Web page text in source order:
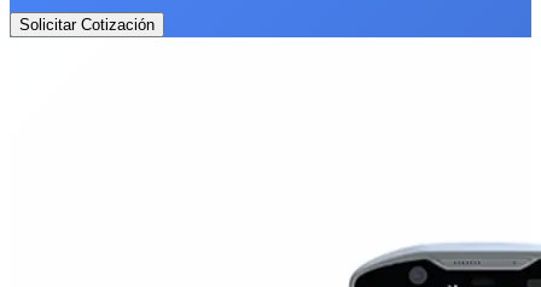
Solicitar Cotización